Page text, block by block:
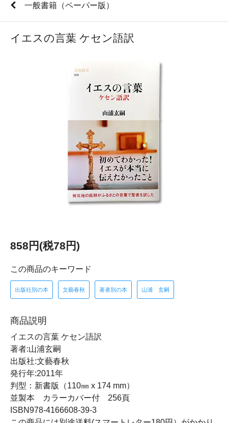
一般書籍（ペーパー版）
イエスの言葉 ケセン語訳
858円(税78円)
この商品のキーワード
出版社別の本 文藝春秋 著者別の本 山浦 玄嗣
商品説明
イエスの言葉 ケセン語訳
著者:山浦玄嗣
出版社:文藝春秋
発行年:2011年
判型：新書版（110㎜ x 174 mm）
並製本 カラーカバー付 256頁
ISBN978-4166608-39-3